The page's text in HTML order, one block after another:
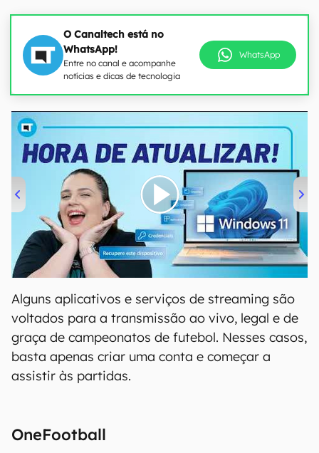
O Canaltech está no
WhatsApp!
Entre no canal e acompanhe
notícias e dicas de tecnologia
WhatsApp
00:00 04:52
Alguns aplicativos e serviços de streaming são
voltados para a transmissão ao vivo, legal e de
graça de campeonatos de futebol. Nesses casos,
basta apenas criar uma conta e começar a
assistir às partidas.
OneFootball